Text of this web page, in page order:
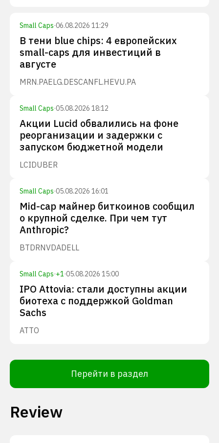
Small Caps·06.08.2026 11:29
В тени blue chips: 4 европейских
small-caps для инвестиций в
августе
MRN.PAELG.DESCANFL.HEVU.PA
Small Caps·05.08.2026 18:12
Акции Lucid обвалились на фоне
реорганизации и задержки с
запуском бюджетной модели
LCIDUBER
Small Caps·05.08.2026 16:01
Mid-cap майнер биткоинов сообщил
о крупной сделке. При чем тут
Anthropic?
BTDRNVDADELL
Small Caps·+1·05.08.2026 15:00
IPO Attovia: стали доступны акции
биотеха с поддержкой Goldman
Sachs
ATTO
Перейти в раздел
Review